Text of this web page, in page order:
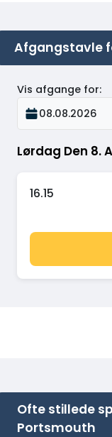
Afgangstavle
Lørdag Den 8.
Vis afgange for:
08.08.2026
16.15
Ofte stillede
Portsmouth